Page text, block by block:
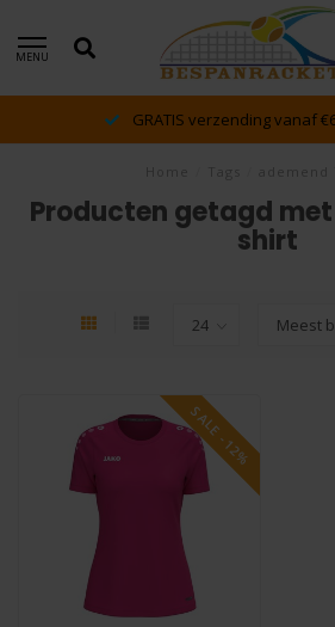
MENU
GRATIS verzending vanaf
Producten getagd
shirt
SALE -12%